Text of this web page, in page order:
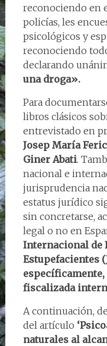
reconociendo en
policías, les
psicológicos y
reconociendo
declarando
una droga».
Para
libros clásicos
entrevistado en
Josep María
Giner Abati.
nacional e
jurisprudencia
estatus jurídico
sin concretarse,
legal o no en
Internacional de
Estupefacientes
específicamente,
fiscalizada
A continuación,
del artículo
naturales al